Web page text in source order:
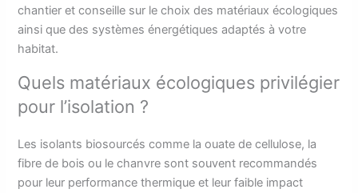
chantier et conseille sur le choix des matériaux écologiques
ainsi que des systèmes énergétiques adaptés à votre
habitat.
Quels matériaux écologiques privilégier
pour l’isolation ?
Les isolants biosourcés comme la ouate de cellulose, la
fibre de bois ou le chanvre sont souvent recommandés
pour leur performance thermique et leur faible impact